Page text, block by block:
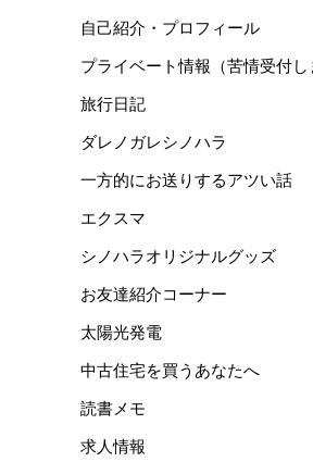
自己紹介・プロフィール
プライベート情報（苦情受付し
旅行日記
ダレノガレシノハラ
一方的にお送りするアツい話
エクスマ
シノハラオリジナルグッズ
お友達紹介コーナー
太陽光発電
中古住宅を買うあなたへ
読書メモ
求人情報